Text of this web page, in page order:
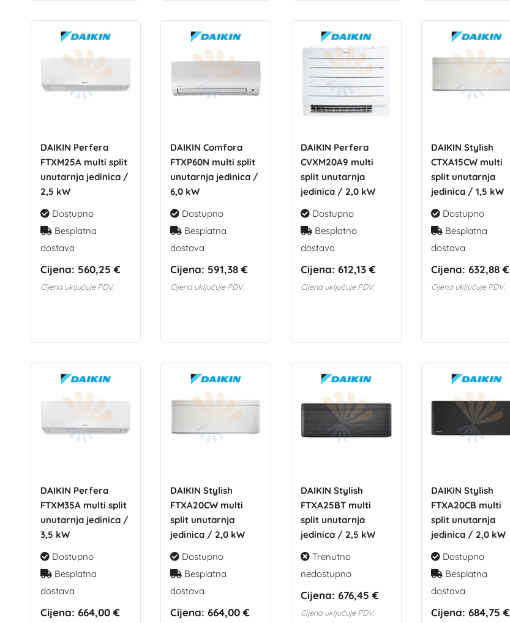
DAIKIN Perfera
FTXM25A multi split
unutarnja jedinica /
2,5 kW
Dostupno
Besplatna
dostava
Cijena: 560,25 €
Cijena uključuje PDV.
DAIKIN Comfora
FTXP60N multi split
unutarnja jedinica /
6,0 kW
Dostupno
Besplatna
dostava
Cijena: 591,38 €
Cijena uključuje PDV.
DAIKIN Perfera
CVXM20A9 multi
split unutarnja
jedinica / 2,0 kW
Dostupno
Besplatna
dostava
Cijena: 612,13 €
Cijena uključuje PDV.
DAIKIN Stylish
CTXA15CW multi
split unutarnja
jedinica / 1,5 kW
Dostupno
Besplatna
dostava
Cijena: 632,88 €
Cijena uključuje PDV.
DAIKIN Perfera
FTXM35A multi split
unutarnja jedinica /
3,5 kW
Dostupno
Besplatna
dostava
Cijena: 664,00 €
DAIKIN Stylish
FTXA20CW multi
split unutarnja
jedinica / 2,0 kW
Dostupno
Besplatna
dostava
Cijena: 664,00 €
DAIKIN Stylish
FTXA25BT multi
split unutarnja
jedinica / 2,5 kW
Trenutno
nedostupno
Cijena: 676,45 €
Cijena uključuje PDV.
DAIKIN Stylish
FTXA20CB multi
split unutarnja
jedinica / 2,0 kW
Dostupno
Besplatna
dostava
Cijena: 684,75 €